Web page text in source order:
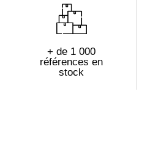
+ de 1 000
références en
stock